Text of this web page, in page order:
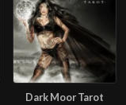
Dark Moor Tarot